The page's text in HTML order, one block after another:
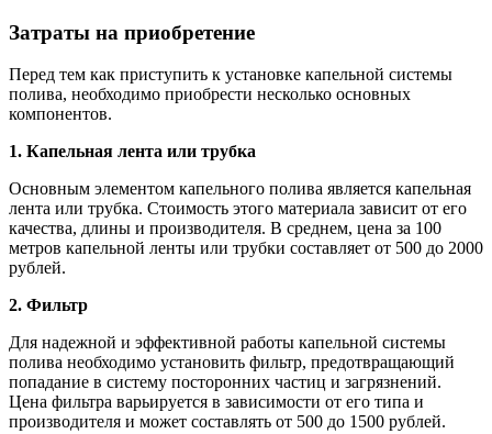
Затраты на приобретение
Перед тем как приступить к установке капельной системы
полива, необходимо приобрести несколько основных
компонентов.
1. Капельная лента или трубка
Основным элементом капельного полива является капельная
лента или трубка. Стоимость этого материала зависит от его
качества, длины и производителя. В среднем, цена за 100
метров капельной ленты или трубки составляет от 500 до 2000
рублей.
2. Фильтр
Для надежной и эффективной работы капельной системы
полива необходимо установить фильтр, предотвращающий
попадание в систему посторонних частиц и загрязнений.
Цена фильтра варьируется в зависимости от его типа и
производителя и может составлять от 500 до 1500 рублей.